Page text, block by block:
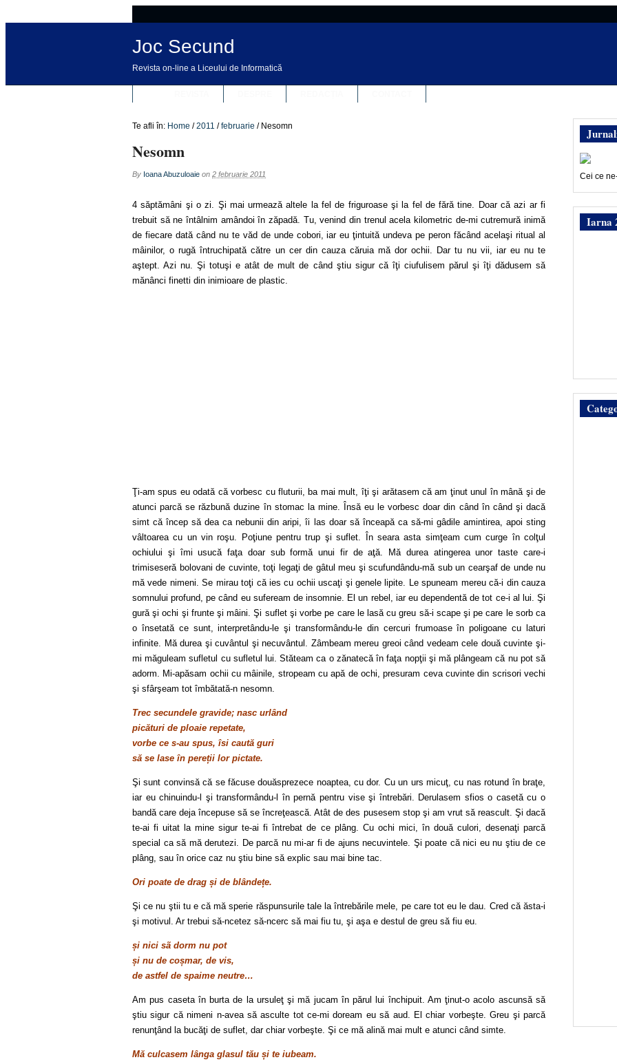
Joc Secund
Revista on-line a Liceului de Informatică
Te afli în: Home / 2011 / februarie / Nesomn
Nesomn
By Ioana Abuzuloaie on 2 februarie 2011
4 săptămâni şi o zi. Şi mai urmează altele la fel de friguroase şi la fel de fără tine. Doar că azi ar fi
trebuit să ne întâlnim amândoi în zăpadă. Tu, venind din trenul acela kilometric de-mi cutremură inimă
de fiecare dată când nu te văd de unde cobori, iar eu ţintuită undeva pe peron făcând acelaşi ritual al
mâinilor, o rugă întruchipată către un cer din cauza căruia mă dor ochii. Dar tu nu vii, iar eu nu te
aştept. Azi nu. Şi totuşi e atât de mult de când ştiu sigur că îţi ciufulisem părul şi îţi dădusem să
mănânci finetti din inimioare de plastic.
Ţi-am spus eu odată că vorbesc cu fluturii, ba mai mult, îţi şi arătasem că am ţinut unul în mână şi de
atunci parcă se răzbună duzine în stomac la mine. Însă eu le vorbesc doar din când în când şi dacă
simt că încep să dea ca nebunii din aripi, îi las doar să înceapă ca să-mi gâdile amintirea, apoi sting
vâltoarea cu un vin roşu. Poţiune pentru trup şi suflet. În seara asta simţeam cum curge în colţul
ochiului şi îmi usucă faţa doar sub formă unui fir de aţă. Mă durea atingerea unor taste care-i
trimiseseră bolovani de cuvinte, toţi legaţi de gâtul meu şi scufundându-mă sub un cearşaf de unde nu
mă vede nimeni. Se mirau toţi că ies cu ochii uscaţi şi genele lipite. Le spuneam mereu că-i din cauza
somnului profund, pe când eu sufeream de insomnie. El un rebel, iar eu dependentă de tot ce-i al lui. Şi
gură şi ochi şi frunte şi mâini. Şi suflet şi vorbe pe care le lasă cu greu să-i scape şi pe care le sorb ca
o însetată ce sunt, interpretându-le şi transformându-le din cercuri frumoase în poligoane cu laturi
infinite. Mă durea şi cuvântul şi necuvântul. Zâmbeam mereu greoi când vedeam cele două cuvinte şi-
mi măguleam sufletul cu sufletul lui. Stăteam ca o zănatecă în faţa nopţii şi mă plângeam că nu pot să
adorm. Mi-apăsam ochii cu mâinile, stropeam cu apă de ochi, presuram ceva cuvinte din scrisori vechi
şi sfârşeam tot îmbătată-n nesomn.
Trec secundele gravide; nasc urlând
picături de ploaie repetate,
vorbe ce s-au spus, îsi caută guri
să se lase în pereții lor pictate.
Şi sunt convinsă că se făcuse douăsprezece noaptea, cu dor. Cu un urs micuţ, cu nas rotund în braţe,
iar eu chinuindu-l şi transformându-l în pernă pentru vise şi întrebări. Derulasem sfios o casetă cu o
bandă care deja începuse să se încreţească. Atât de des pusesem stop şi am vrut să reascult. Şi dacă
te-ai fi uitat la mine sigur te-ai fi întrebat de ce plâng. Cu ochi mici, în două culori, desenaţi parcă
special ca să mă derutezi. De parcă nu mi-ar fi de ajuns necuvintele. Şi poate că nici eu nu ştiu de ce
plâng, sau în orice caz nu ştiu bine să explic sau mai bine tac.
Ori poate de drag și de blândețe.
Şi ce nu ştii tu e că mă sperie răspunsurile tale la întrebările mele, pe care tot eu le dau. Cred că ăsta-i
şi motivul. Ar trebui să-ncetez să-ncerc să mai fiu tu, şi aşa e destul de greu să fiu eu.
și nici sã dorm nu pot
și nu de coșmar, de vis,
de astfel de spaime neutre…
Am pus caseta în burta de la ursuleţ şi mă jucam în părul lui închipuit. Am ţinut-o acolo ascunsă să
ştiu sigur că nimeni n-avea să asculte tot ce-mi doream eu să aud. El chiar vorbeşte. Greu şi parcă
renunţând la bucăţi de suflet, dar chiar vorbeşte. Şi ce mă alină mai mult e atunci când simte.
Mă culcasem lânga glasul tău și te iubeam.
Cei ce
Iarna